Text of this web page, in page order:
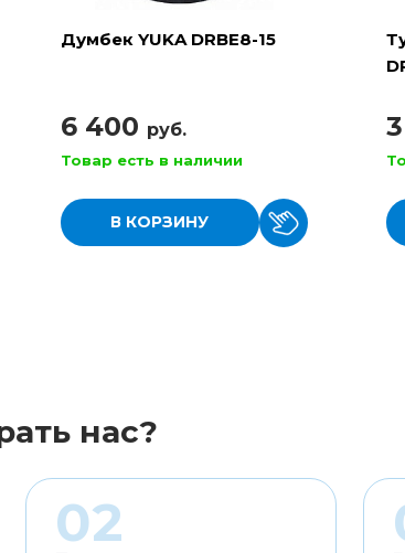
Думбек YUKA DRBE8-15
6 400 руб.
Товар есть в наличии
В КОРЗИНУ
нас?